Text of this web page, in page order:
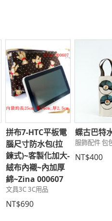
拼布7-HTC平板電
腦尺寸防水包(拉
鍊式)~客製化加大-
絨布內襯~內加厚
綿~Zina 000607
文具3C 3C用品
NT$690
蝶古巴特
服飾配件 包
NT$400